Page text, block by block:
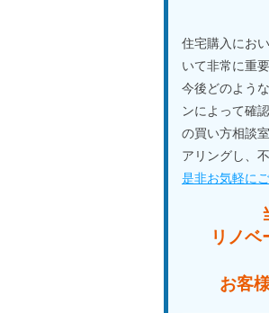
住宅購入にお
いて非常に重要
今後どのよう
ンによって確
の買い方相談
アリングし、
是非お気軽に
リノ
お客